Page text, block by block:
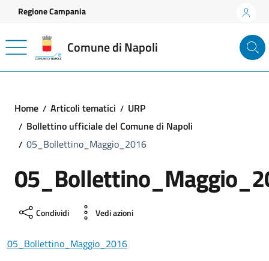
Vai ai contenuti
Vai al footer
Regione Campania
Comune di Napoli
Home Articoli tematici
URP
Bollettino ufficiale del Comune di Napoli
05_Bollettino_Maggio_2016
Condividi Vedi azioni
05_Bollettino_Maggio_2016